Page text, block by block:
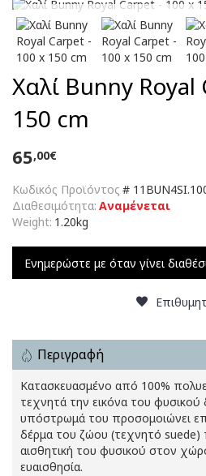
Χαλί Bunny
150 cm
Κωδικός Προϊόντος #
Διαθεσιμότητα: Αναμένεται
Weight: 1.20kg
65,00€
Ενημερώστε με όταν γίνει
Περιγραφή
Κατασκευασμένο από 100%
τεχνητά την εικόνα του φυσικού
υπόστρωμά του προσομοιώνει
δέρμα του ζώου (τεχνητό suede)
αισθητική του φυσικού στον
ευαισθησία.